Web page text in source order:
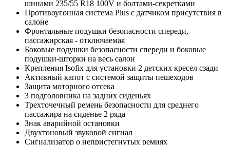
шинами 235/55 R18 100V и болтами-секретками
Противоугонная система Plus с датчиком присутствия в
салоне
Фронтальные подушки безопасности спереди,
пассажирская - отключаемая
Боковые подушки безопасности спереди и боковые
подушки-шторки на весь салон
Крепления Isofix для установки 2 детских кресел сзади
Активный капот с системой защиты пешеходов
Защита моторного отсека
3 подголовника на задних сиденьях
Трехточечный ремень безопасности для среднего
пассажира на сиденье 2 ряда
Знак аварийной остановки
Двухтоновый звуковой сигнал
Сигнализатор о непристегнутых ремнях